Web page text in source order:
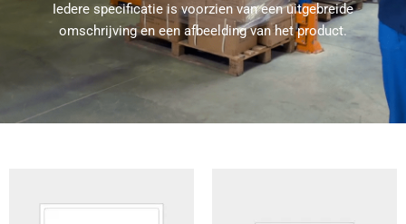
Iedere specificatie is voorzien van een uitgebreide
omschrijving en een afbeelding van het product.